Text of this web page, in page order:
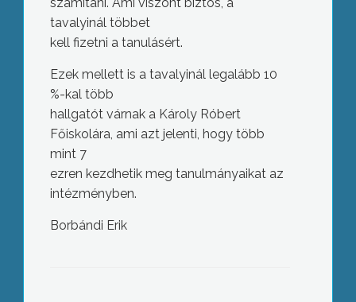
tavalyinál többet
kell fizetni a tanulásért.
Ezek mellett is a tavalyinál legalább 10
%-kal több
hallgatót várnak a Károly Róbert
Főiskolára, ami azt jelenti, hogy több
mint 7
ezren kezdhetik meg tanulmányaikat az
intézményben.
Borbándi Erik